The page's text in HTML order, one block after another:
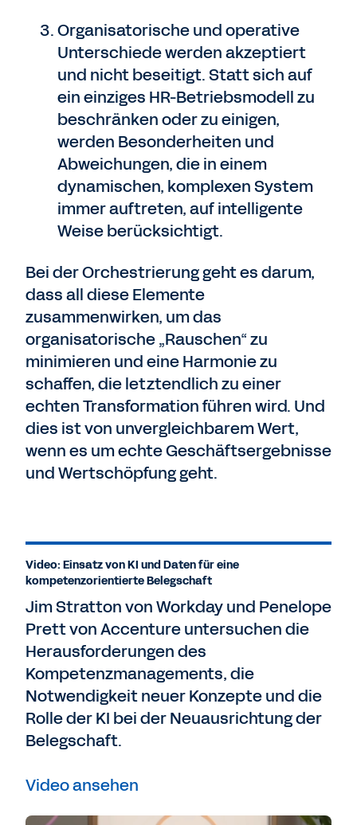
Organisatorische und operative
Unterschiede werden akzeptiert
und nicht beseitigt. Statt sich auf
ein einziges HR-Betriebsmodell zu
beschränken oder zu einigen,
werden Besonderheiten und
Abweichungen, die in einem
dynamischen, komplexen System
immer auftreten, auf intelligente
Weise berücksichtigt.
Bei der Orchestrierung geht es darum,
dass all diese Elemente
zusammenwirken, um das
organisatorische „Rauschen“ zu
minimieren und eine Harmonie zu
schaffen, die letztendlich zu einer
echten Transformation führen wird. Und
dies ist von unvergleichbarem Wert,
wenn es um echte Geschäftsergebnisse
und Wertschöpfung geht.
Video: Einsatz von KI und Daten für eine
kompetenzorientierte Belegschaft
Jim Stratton von Workday und Penelope
Prett von Accenture untersuchen die
Herausforderungen des
Kompetenzmanagements, die
Notwendigkeit neuer Konzepte und die
Rolle der KI bei der Neuausrichtung der
Belegschaft.
Video ansehen